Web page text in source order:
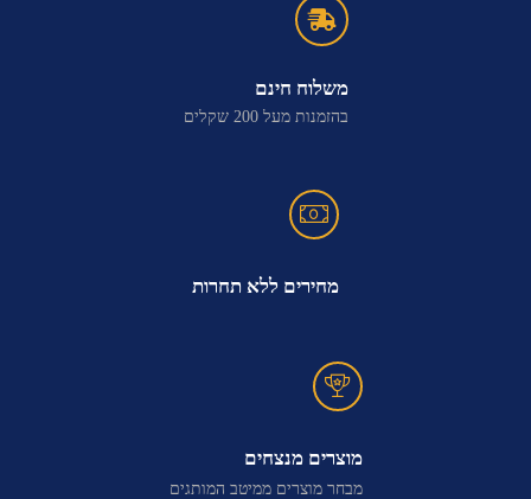
משלוח חינם
בהזמנות מעל 200 שקלים
מחירים ללא תחרות
מוצרים מנצחים
מבחר מוצרים ממיטב המותגים